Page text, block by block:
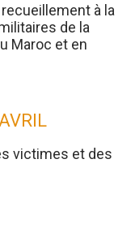
à la
de la
Maroc et en
victimes et des